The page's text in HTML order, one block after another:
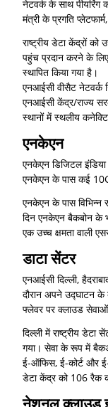
नेटवर्क के साथ पीयरिंग
मंत्री के प्रगति
राष्ट्रीय डेटा केंद्रों
पहुंच प्रदान करने के
स्थापित किया गया है।
एनआईसी वीसैट नेटवर्क
एनआईसी केंद्र/राज्य
स्थानों में स्थलीय
एनकेएन
एनकेएन डिजिटल
एनकेएन के पास कई
एनकेएन के पास
दिन एनकेएन बैकबोन के
एक उच्च क्षमता वाली
डाटा सेंटर
एनआईसी दिल्ली,
दौरान अपने उद्घाटन के
फ्लेवर पर क्लाउड सेवाओं
दिल्ली में राष्ट्रीय
गया। सेवा के रूप में
ई-ऑफिस, ई-कोर्ट और ई-
डेटा केंद्र को 106 रैक की